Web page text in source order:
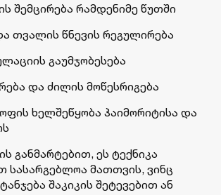
შემცირება რამდენიმე წუთში
თვალის წნევის რეგულირება
გაუმჯობესება
და ძილის მოწესრიგება
ხელშეწყობა ჰაიმორიტისა და
განმარტებით, ეს ტექნიკა
სასარგებლოა მათთვის, ვინც
შაკიკის შეტევებით ან